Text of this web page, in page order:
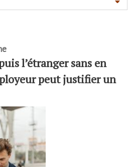
l’étranger sans en
peut justifier un